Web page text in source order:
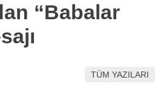
“Babalar
TÜM YAZILARI